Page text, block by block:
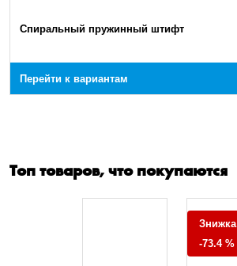
Спиральный пружинный штифт
Перейти к вариантам
Топ товаров, что покупаются
Знижка
-73.4 %